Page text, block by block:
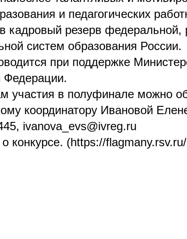
и педагогических
кадровый резерв федеральной,
систем образования России.
при поддержке
Федерации.
участия в полуфинале можно
координатору Ивановой
ivanova_evs@ivreg.ru
конкурсе. (https://